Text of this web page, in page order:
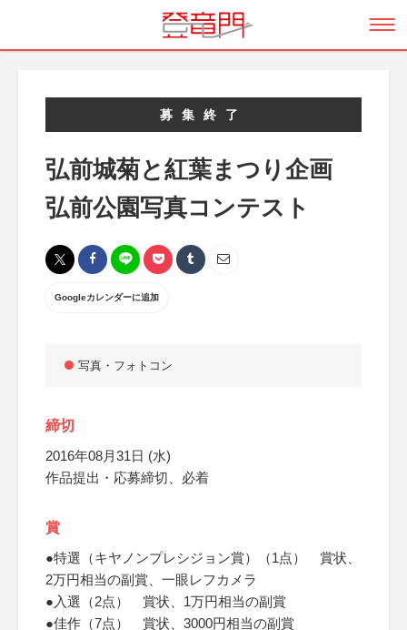
募集終了
弘前城菊と紅葉まつり企画
弘前公園写真コンテスト
Googleカレンダーに追加
写真・フォトコン
締切
2016年08月31日 (水)
作品提出・応募締切、必着
賞
●特選（キヤノンプレシジョン賞）（1点） 賞状、
2万円相当の副賞、一眼レフカメラ
●入選（2点） 賞状、1万円相当の副賞
●佳作（7点） 賞状、3000円相当の副賞